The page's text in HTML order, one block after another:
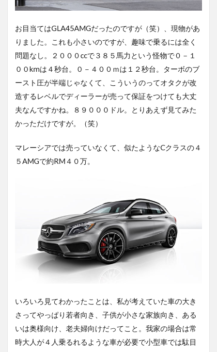
お目当てはGLA45AMGだったのですが（笑）、現物があ
りました。これも小さいのですが、趣味で乗るには全く
問題なし。２０００ccで３８５馬力という怪物で０－１
００kmは４秒台。０－４００ｍは１２秒台。ターボのブ
ースト圧が半端じゃなくて、こういうのってオタクが改
造するレベルでディーラーが売って保証をつけても大丈
夫なんですかね。８９０００ドル。とりあえず見てみた
かっただけですが。（笑）
マレーシアでは売っていなくて、似たようなCクラスの４
５AMGで約RM４０万。
いろいろ見てわかったことは、私が考えていた車の大き
さってやっぱり若者向き、子供が小さな家族向き、ある
いは奥様向け、老夫婦向けだってこと。我家の場合は常
時大人が４人乗るれるような車が必要で小型車では駄目